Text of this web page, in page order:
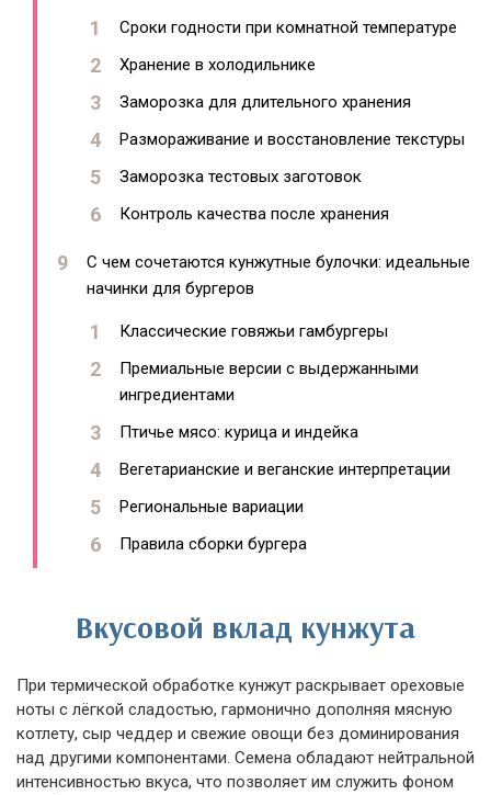
Сроки годности при комнатной температуре
Хранение в холодильнике
Заморозка для длительного хранения
Размораживание и восстановление текстуры
Заморозка тестовых заготовок
Контроль качества после хранения
С чем сочетаются кунжутные булочки: идеальные
начинки для бургеров
Классические говяжьи гамбургеры
Премиальные версии с выдержанными
ингредиентами
Птичье мясо: курица и индейка
Вегетарианские и веганские интерпретации
Региональные вариации
Правила сборки бургера
Вкусовой вклад кунжута
При термической обработке кунжут раскрывает ореховые
ноты с лёгкой сладостью, гармонично дополняя мясную
котлету, сыр чеддер и свежие овощи без доминирования
над другими компонентами. Семена обладают нейтральной
интенсивностью вкуса, что позволяет им служить фоном